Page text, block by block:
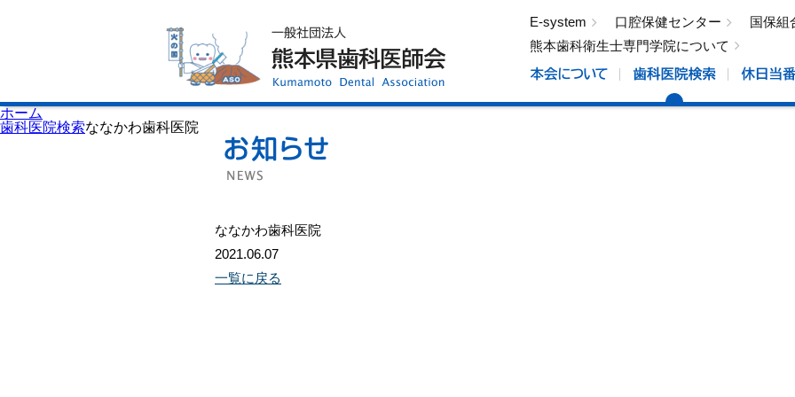
E-system 口腔保健センター
国保組
熊本歯科衛生士専門学院について
ホーム
歯科医院検索ななかわ歯科医院
ななかわ歯科医院
2021.06.07
一覧に戻る
歯科医院検索
休日当番医
イベント案内
歯の豆知識
口腔保健センター
国保組合からのお知らせ
熊本歯科衛生士専門学院
会員専用ページ
プライバシーポリシー
サイトマップ